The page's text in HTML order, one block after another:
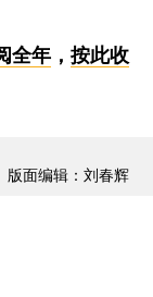
全年， 按此收
版面编辑：刘春辉